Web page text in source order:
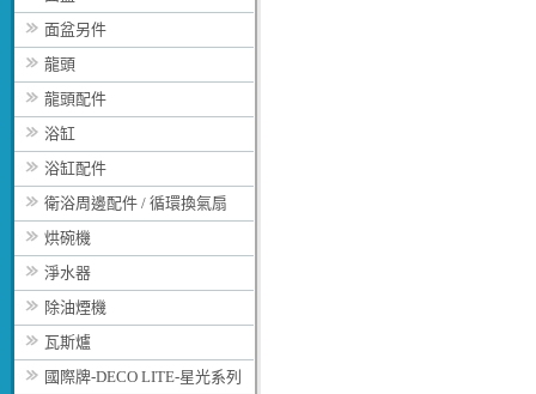
面盆另件
龍頭
龍頭配件
浴缸
浴缸配件
衛浴周邊配件 / 循環換氣扇
烘碗機
淨水器
除油煙機
瓦斯爐
國際牌-DECO LITE-星光系列